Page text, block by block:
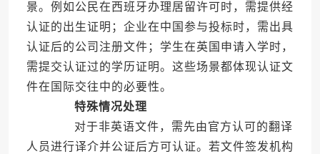
景。例如公民在西班牙办理居留许可时，需提供经
认证的出生证明；企业在中国参与投标时，需出具
认证后的公司注册文件；学生在英国申请入学时，
需提交认证过的学历证明。这些场景都体现认证文
件在国际交往中的必要性。
特殊情况处理
对于非英语文件，需先由官方认可的翻译
人员进行译介并公证后方可认证。若文件签发机构